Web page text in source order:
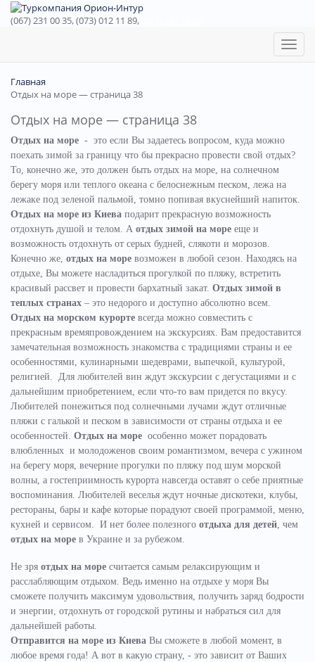
(067) 231 00 35, (073) 012 11 89,
Toggle
Главная
Отдых на море — страница 38
Отдых на море — страница 38
Отдых на море - это если Вы задаетесь вопросом, куда можно
поехать зимой за границу что бы прекрасно провести свой отдых?
То, конечно же, это должен быть отдых на море, на солнечном
берегу моря или теплого океана с белоснежным песком, лежа на
лежаке под зеленой пальмой, томно попивая вкуснейший напиток.
Отдых на море из Киева подарит прекрасную возможность
отдохнуть душой и телом. А отдых зимой на море еще и
возможность отдохнуть от серых будней, слякоти и морозов.
Конечно же, отдых на море возможен в любой сезон. Находясь на
отдыхе, Вы можете насладиться прогулкой по пляжу, встретить
красивый рассвет и провести бархатный закат. Отдых зимой в
теплых странах – это недорого и доступно абсолютно всем.
Отдых на морском курорте всегда можно совместить с
прекрасным времяпровождением на экскурсиях. Вам предоставится
замечательная возможность знакомства с традициями страны и ее
особенностями, кулинарными шедеврами, выпечкой, культурой,
религией. Для любителей вин ждут экскурсии с дегустациями и с
дальнейшим приобретением, если что-то вам придется по вкусу.
Любителей понежиться под солнечными лучами ждут отличные
пляжи с галькой и песком в зависимости от страны отдыха и ее
особенностей. Отдых на море особенно может порадовать
влюбленных и молодоженов своим романтизмом, вечера с ужином
на берегу моря, вечерние прогулки по пляжу под шум морской
волны, а гостеприимность курорта навсегда оставят о себе приятные
воспоминания. Любителей веселья ждут ночные дискотеки, клубы,
рестораны, бары и кафе которые порадуют своей программой, меню,
кухней и сервисом. И нет более полезного отдыха для детей , чем
отдых на море в Украине и за рубежом.
Не зря отдых на море считается самым релаксирующим и
расслабляющим отдыхом. Ведь именно на отдыхе у моря Вы
сможете получить максимум удовольствия, получить заряд бодрости
и энергии, отдохнуть от городской рутины и набраться сил для
дальнейшей работы.
Отправится на море из Киева Вы сможете в любой момент, в
любое время года! А вот в какую страну, - это зависит от Ваших